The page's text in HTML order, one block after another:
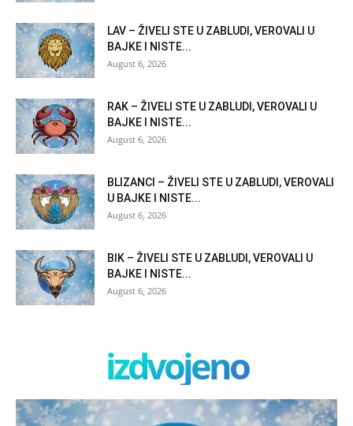
LAV – ŽIVELI STE U ZABLUDI, VEROVALI U
BAJKE I NISTE...
August 6, 2026
RAK – ŽIVELI STE U ZABLUDI, VEROVALI U
BAJKE I NISTE...
August 6, 2026
BLIZANCI – ŽIVELI STE U ZABLUDI, VEROVALI
U BAJKE I NISTE...
August 6, 2026
BIK – ŽIVELI STE U ZABLUDI, VEROVALI U
BAJKE I NISTE...
August 6, 2026
izdvojeno